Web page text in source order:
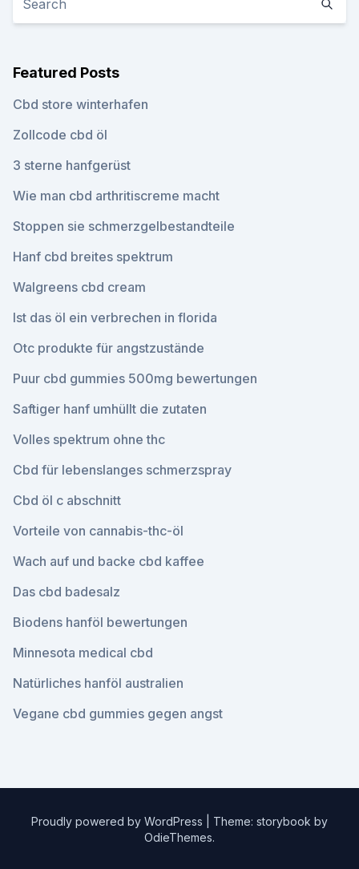
Featured Posts
Cbd store winterhafen
Zollcode cbd öl
3 sterne hanfgerüst
Wie man cbd arthritiscreme macht
Stoppen sie schmerzgelbestandteile
Hanf cbd breites spektrum
Walgreens cbd cream
Ist das öl ein verbrechen in florida
Otc produkte für angstzustände
Puur cbd gummies 500mg bewertungen
Saftiger hanf umhüllt die zutaten
Volles spektrum ohne thc
Cbd für lebenslanges schmerzspray
Cbd öl c abschnitt
Vorteile von cannabis-thc-öl
Wach auf und backe cbd kaffee
Das cbd badesalz
Biodens hanföl bewertungen
Minnesota medical cbd
Natürliches hanföl australien
Vegane cbd gummies gegen angst
Proudly powered by WordPress
Theme: storybook by
OdieThemes.